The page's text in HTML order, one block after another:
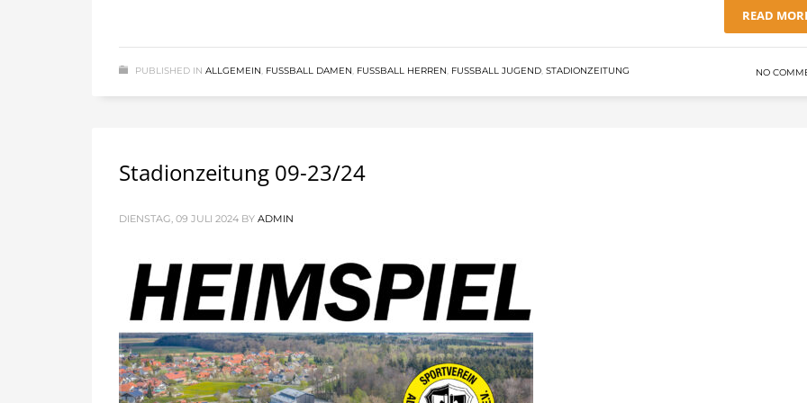
READ
PUBLISHED IN ALLGEMEIN, FUSSBALL DAMEN , FUSSBALL HERREN , FUSSBALL JUGEND , STADIONZEITUNG NO
Stadionzeitung 09-23/24
DIENSTAG, 09 JULI 2024 BY ADMIN